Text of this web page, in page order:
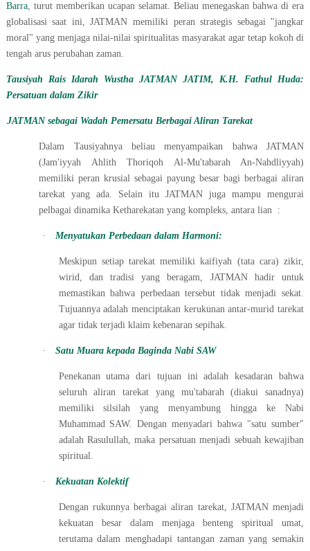
Barra, turut memberikan ucapan selamat. Beliau menegaskan bahwa di era
globalisasi saat ini, JATMAN memiliki peran strategis sebagai "jangkar
moral" yang menjaga nilai-nilai spiritualitas masyarakat agar tetap kokoh di
tengah arus perubahan zaman.
Tausiyah Rais Idarah Wustha JATMAN JATIM, K.H. Fathul Huda:
Persatuan dalam Zikir
JATMAN sebagai Wadah Pemersatu Berbagai Aliran Tarekat
Dalam Tausiyahnya beliau menyampaikan bahwa JATMAN
(Jam'iyyah Ahlith Thoriqoh Al-Mu'tabarah An-Nahdliyyah)
memiliki peran krusial sebagai payung besar bagi berbagai aliran
tarekat yang ada. Selain ituJATMAN juga mampu mengurai
pelbagai dinamika Ketharekatan yang kompleks, antara lian :
· Menyatukan Perbedaan dalam Harmoni:
Meskipun setiap tarekat memiliki kaifiyah (tata cara) zikir,
wirid, dan tradisi yang beragam, JATMAN hadir untuk
memastikan bahwa perbedaan tersebut tidak menjadi sekat.
Tujuannya adalah menciptakan kerukunan antar-murid tarekat
agar tidak terjadi klaim kebenaran sepihak.
· Satu Muara kepada Baginda Nabi SAW
Penekanan utama dari tujuan ini adalah kesadaran bahwa
seluruh aliran tarekat yang mu'tabarah (diakui sanadnya)
memiliki silsilah yang menyambung hingga ke Nabi
Muhammad SAW. Dengan menyadari bahwa "satu sumber"
adalah Rasulullah, maka persatuan menjadi sebuah kewajiban
spiritual.
· Kekuatan Kolektif
Dengan rukunnya berbagai aliran tarekat, JATMAN menjadi
kekuatan besar dalam menjaga benteng spiritual umat,
terutama dalam menghadapi tantangan zaman yang semakin